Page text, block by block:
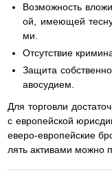
Возможность
ой, имеющей
ми.
Отсутствие
Защита
авосудием.
Для торговли
с европейской
еверо-европейские
лять активами можно